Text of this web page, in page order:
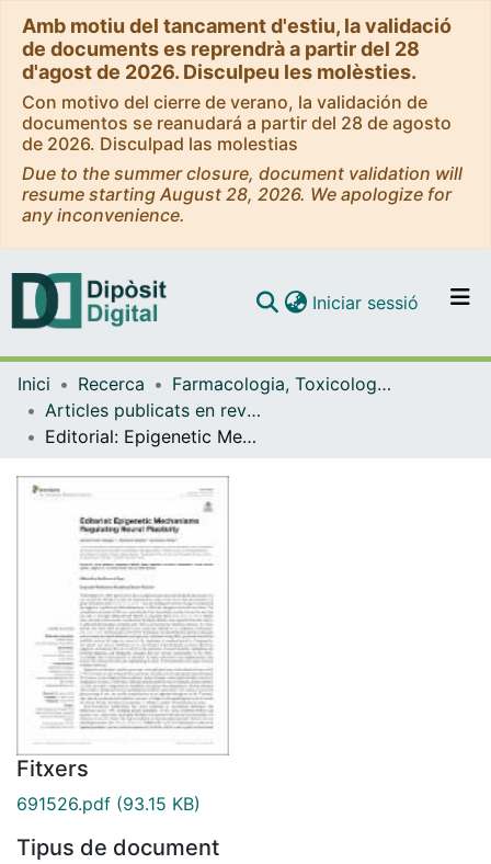
Amb motiu del tancament d'estiu, la validació
de documents es reprendrà a partir del 28
d'agost de 2026. Disculpeu les molèsties.
Con motivo del cierre de verano, la validación de
documentos se reanudará a partir del 28 de agosto
de 2026. Disculpad las molestias
Due to the summer closure, document validation will
resume starting August 28, 2026. We apologize for
any inconvenience.
Navega per tot el DD
Iniciar sessió (current)
Inici Recerca
Farmacologia, Toxicologia i Química Terapèutica
Articles publicats en revistes (Farmacologia, Toxicologia i Química Terapèutica)
Editorial: Epigenetic Mechanisms Regulating Neural Plasticity.
Fitxers
691526.pdf (93.15 KB)
Tipus de document